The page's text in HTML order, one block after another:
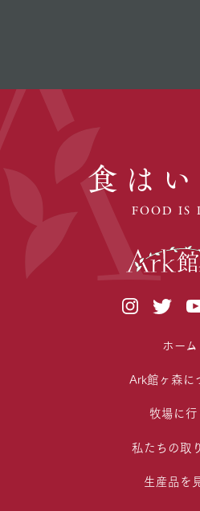
食は
FOOD IS
ホーム
Ark館ヶ森に
牧場に行
私たちの取
生産品を